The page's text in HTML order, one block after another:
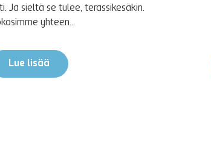
Ja sieltä se tulee, terassikesäkin.
yhteen...
Lue lisää